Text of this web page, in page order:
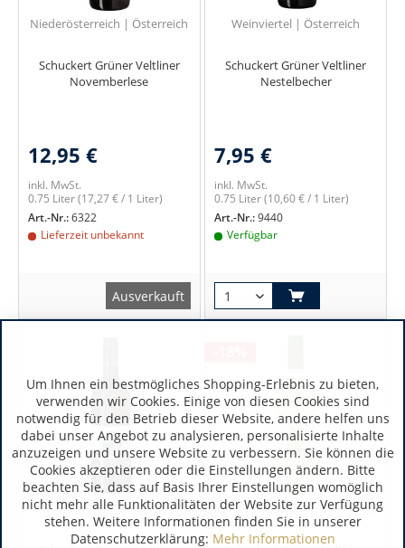
Niederösterreich | Österreich
Schuckert Grüner Veltliner
Novemberlese
12,95 €
inkl. MwSt.
0.75 Liter(17,27 € / 1 Liter)
Art.-Nr.:6322
Lieferzeit unbekannt
Ausverkauft
Weinviertel | Österreich
Schuckert Grüner Veltliner
Nestelbecher
7,95 €
inkl. MwSt.
0.75 Liter(10,60 € / 1 Liter)
Art.-Nr.:9440
Verfügbar
Weinviertel | Österreich Niederösterreich | Österreich
Um Ihnen ein bestmögliches Shopping-Erlebnis zu bieten,
verwenden wir Cookies. Einige von diesen Cookies sind
notwendig für den Betrieb dieser Website, andere helfen uns
dabei unser Angebot zu analysieren, personalisierte Inhalte
anzuzeigen und unsere Website zu verbessern. Sie können die
Cookies akzeptieren oder die Einstellungen ändern. Bitte
beachten Sie, dass auf Basis Ihrer Einstellungen womöglich
nicht mehr alle Funktionalitäten der Website zur Verfügung
stehen. Weitere Informationen finden Sie in unserer
Datenschutzerklärung: Mehr Informationen